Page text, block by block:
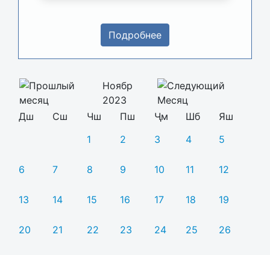
Подробнее
Ноябр
2023
Дш
Сш Чш Пш Ҷм Шб
Яш
1
2 3 4 5
6 7 8 9 10 11 12
13 14 15 16 17 18 19
20 21 22 23 24 25 26